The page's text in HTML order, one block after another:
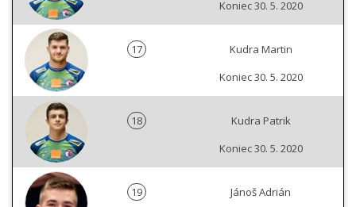
Koniec 30. 5. 2020
17
Kudra Martin
Koniec 30. 5. 2020
18
Kudra Patrik
Koniec 30. 5. 2020
19
Jánoš Adrián